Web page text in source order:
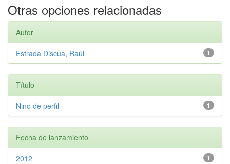
Otras opciones relacionadas
Autor
1
Estrada Discua, Raúl
Título
1
Nino de perfil
Fecha de lanzamiento
1
2012